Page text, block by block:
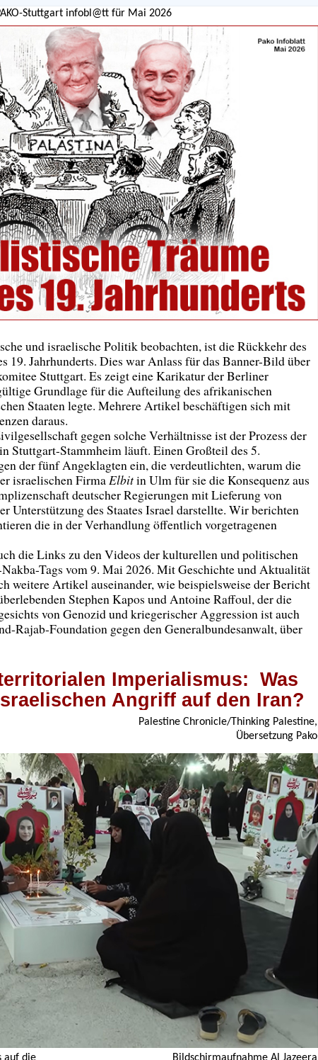
Stuttgart infobl@tt für Mai 2026
und israelische Politik beobachten, ist die Rückkehr des
19. Jahrhunderts. Dies war Anlass für das Banner-Bild über
Stuttgart. Es zeigt eine Karikatur der Berliner
Grundlage für die Aufteilung des afrikanischen
Staaten legte. Mehrere Artikel beschäftigen sich mit
daraus.
gegen solche Verhältnisse ist der Prozess der
Stuttgart-Stammheim läuft. Einen Großteil des 5.
der fünf Angeklagten ein, die verdeutlichten, warum die
israelischen FirmaElbitin Ulm für sie die Konsequenz aus
deutscher Regierungen mit Lieferung von
Unterstützung des Staates Israel darstellte. Wir berichten
die in der Verhandlung öffentlich vorgetragenen
die Links zu den Videos der kulturellen und politischen
Tags vom 9. Mai 2026. Mit Geschichte und Aktualität
weitere Artikel auseinander, wie beispielsweise der Bericht
Stephen Kapos und Antoine Raffoul, der die
von Genozid und kriegerischer Aggression ist auch
Rajab-Foundation gegen den Generalbundesanwalt, über
Imperialismus: Was
Angriff auf den Iran?
Palestine Chronicle/Thinking Palestine,
Übersetzung Pako